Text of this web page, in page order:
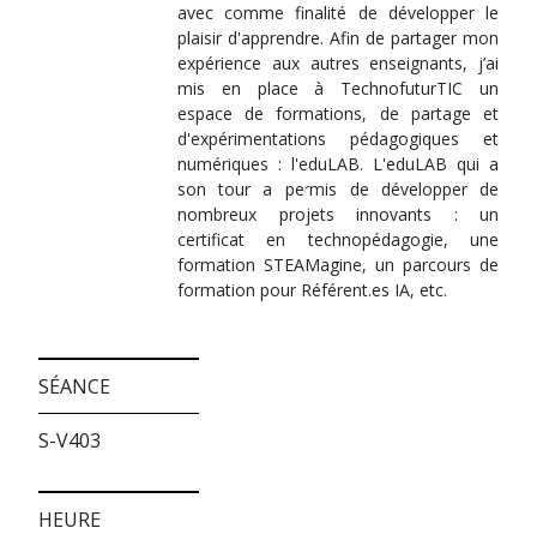
avec comme finalité de développer le
plaisir d'apprendre. Afin de partager mon
expérience aux autres enseignants, j’ai
mis en place à TechnofuturTIC un
espace de formations, de partage et
d'expérimentations pédagogiques et
numériques : l'eduLAB. L'eduLAB qui a
son tour a permis de développer de
nombreux projets innovants : un
certificat en technopédagogie, une
formation STEAMagine, un parcours de
formation pour Référent.es IA, etc.
SÉANCE
S-V403
HEURE